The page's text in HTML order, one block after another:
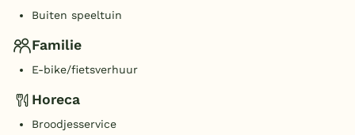
Buiten speeltuin
Familie
E-bike/fietsverhuur
Horeca
Broodjesservice